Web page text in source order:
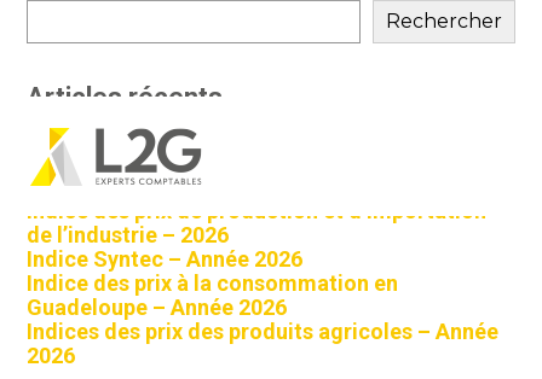
Aller
au
Rechercher
Articles récents
Indice des prix à la consommation à La Réunion
– Année 2026
Indice des prix de production et d’importation
de l’industrie – 2026
Indice Syntec – Année 2026
Indice des prix à la consommation en
Guadeloupe – Année 2026
Indices des prix des produits agricoles – Année
2026